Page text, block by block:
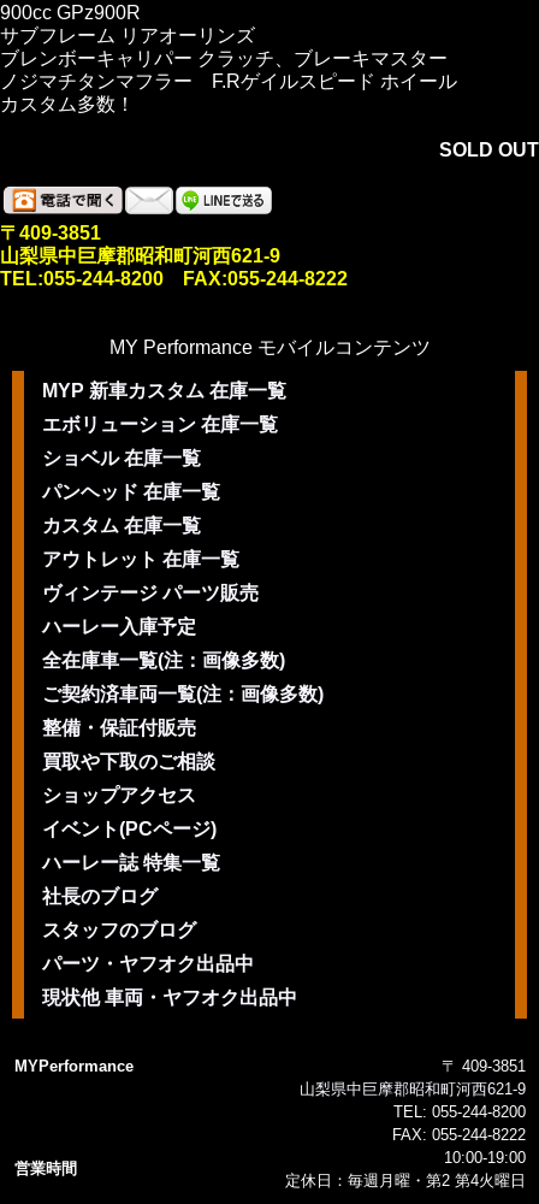
900cc GPz900R
サブフレーム リアオーリンズ
ブレンボーキャリパー クラッチ、ブレーキマスター
ノジマチタンマフラー F.Rゲイルスピード ホイール
カスタム多数！
SOLD OUT
〒409-3851
山梨県中巨摩郡昭和町河西621-9
TEL:055-244-8200 FAX:055-244-8222
MY Performance モバイルコンテンツ
MYP 新車カスタム 在庫一覧
エボリューション 在庫一覧
ショベル 在庫一覧
パンヘッド 在庫一覧
カスタム 在庫一覧
アウトレット 在庫一覧
ヴィンテージ パーツ販売
ハーレー入庫予定
全在庫車一覧(注：画像多数)
ご契約済車両一覧(注：画像多数)
整備・保証付販売
買取や下取のご相談
ショップアクセス
イベント(PCページ)
ハーレー誌 特集一覧
社長のブログ
スタッフのブログ
パーツ・ヤフオク出品中
現状他 車両・ヤフオク出品中
MYPerformance
〒 409-3851
山梨県中巨摩郡昭和町河西621-9
TEL: 055-244-8200
FAX: 055-244-8222
営業時間
10:00-19:00
定休日：毎週月曜・第2 第4火曜日